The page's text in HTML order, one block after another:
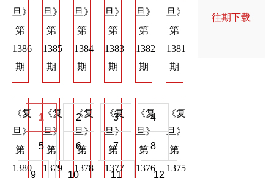
旦》
第
1386
期
旦》
第
1385
期
旦》
第
1384
期
旦》
第
1383
期
旦》
第
1382
期
旦》
第
1381
期
《复
旦》
第
1380
《复
旦》
第
1379
《复
旦》
第
1378
《复
旦》
第
1377
《复
旦》
第
1376
《复
旦》
第
1375
旦》
1 2 3 4
5 6 7 8
9 10 11 12
往期下载